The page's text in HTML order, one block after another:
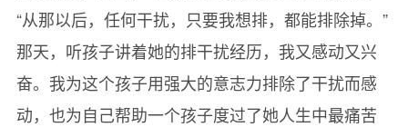
“从那以后，任何干扰，只要我想排，都能排除掉。”
那天，听孩子讲着她的排干扰经历，我又感动又兴
奋。我为这个孩子用强大的意志力排除了干扰而感
动，也为自己帮助一个孩子度过了她人生中最痛苦